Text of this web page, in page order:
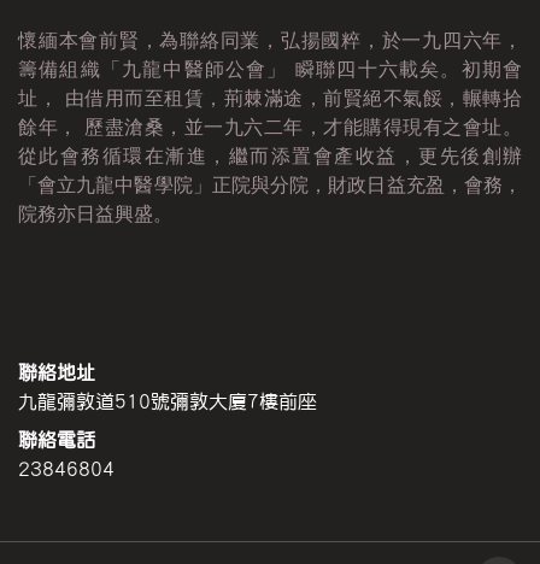
懷緬本會前賢，為聯絡同業，弘揚國粹，於一九四六年，
籌備組織「九龍中醫師公會」 瞬聯四十六載矣。初期會
址， 由借用而至租賃，荊棘滿途，前賢絕不氣餒，輾轉拾
餘年， 歷盡滄桑，並一九六二年，才能購得現有之會址。
從此會務循環在漸進，繼而添置會產收益，更先後創辦
「會立九龍中醫學院」正院與分院，財政日益充盈，會務，
院務亦日益興盛。
聯絡地址
九龍彌敦道510號彌敦大廈7樓前座
聯絡電話
23846804